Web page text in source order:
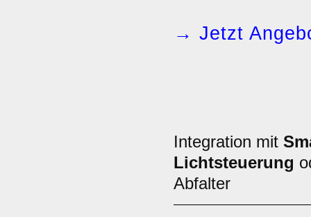
→ Jetzt
Integration mit
Lichtsteuerung
Abfalter